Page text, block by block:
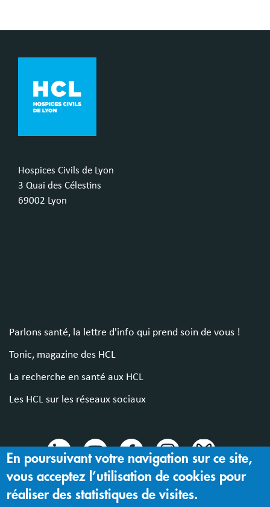
Hospices Civils de Lyon
3 Quai des Célestins
69002 Lyon
Parlons santé, la lettre d'info qui prend soin de vous !
Tonic, magazine des HCL
La recherche en santé aux HCL
Les HCL sur les réseaux sociaux
Mentions légales |
En poursuivant votre navigation sur ce site,
vous acceptez l’utilisation de cookies pour
réaliser des statistiques de visites.